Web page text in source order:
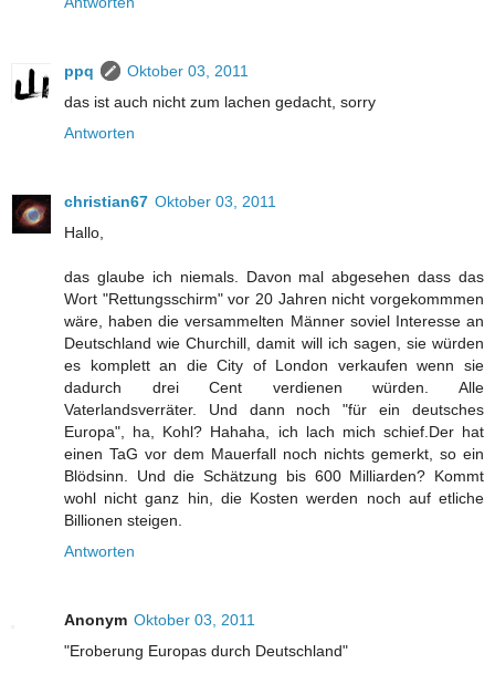
ppq
Oktober 03, 2011
das ist auch nicht zum lachen gedacht, sorry
Antworten
christian67 Oktober 03, 2011
Hallo,
das glaube ich niemals. Davon mal abgesehen dass das
Wort "Rettungsschirm" vor 20 Jahren nicht vorgekommmen
wäre, haben die versammelten Männer soviel Interesse an
Deutschland wie Churchill, damit will ich sagen, sie würden
es komplett an die City of London verkaufen wenn sie
dadurch drei Cent verdienen würden. Alle
Vaterlandsverräter. Und dann noch "für ein deutsches
Europa", ha, Kohl? Hahaha, ich lach mich schief.Der hat
einen TaG vor dem Mauerfall noch nichts gemerkt, so ein
Blödsinn. Und die Schätzung bis 600 Milliarden? Kommt
wohl nicht ganz hin, die Kosten werden noch auf etliche
Billionen steigen.
Antworten
Anonym Oktober 03, 2011
"Eroberung Europas durch Deutschland"